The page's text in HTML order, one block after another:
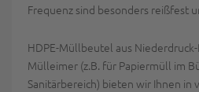
Frequenz sind besonders reißfest
HDPE-Müllbeutel aus
Mülleimer (z.B. für Papiermüll im
Sanitärbereich) bieten wir Ihnen in